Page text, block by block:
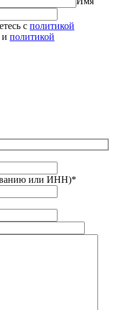
с политикой
и политикой
или ИНН)*